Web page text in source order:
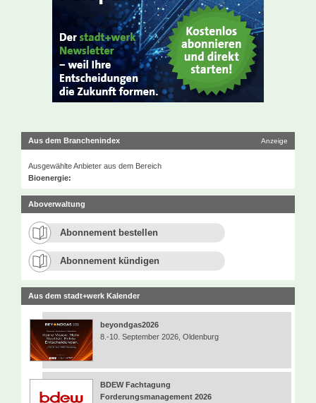
Aus dem Branchenindex Anzeige
Ausgewählte Anbieter aus dem Bereich
Bioenergie:
Aboverwaltung
Abonnement bestellen
Abonnement kündigen
Aus dem stadt+werk Kalender
beyondgas2026
8.-10. September 2026, Oldenburg
BDEW Fachtagung
Forderungsmanagement 2026